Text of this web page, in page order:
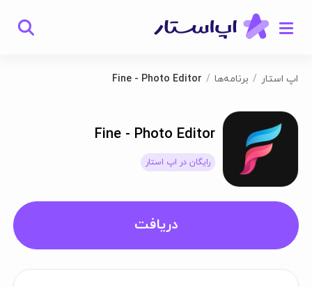
اپ استار برنامه‌ها Fine - Photo Editor
Fine - Photo Editor
رایگان در اپ استار
دریافت